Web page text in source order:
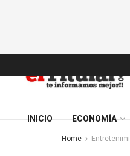
INICIO ECONOMÍA
Home